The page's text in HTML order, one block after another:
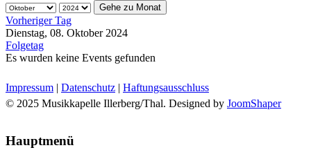
Gehe zu Monat
Vorheriger Tag
Dienstag, 08. Oktober 2024
Folgetag
Es wurden keine Events gefunden
Impressum | Datenschutz | Haftungsausschluss
© 2025 Musikkapelle Illerberg/Thal. Designed by JoomShaper
Hauptmenü